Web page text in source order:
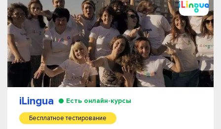
iLingua Есть онлайн-курсы
Бесплатное тестирование